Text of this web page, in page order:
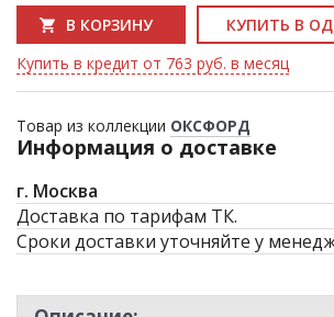
В КОРЗИНУ
КУПИТЬ В
Купить в кредит от 763 руб. в месяц
Товар из коллекции ОКСФОРД
Информация о доставке
г. Москва
Доставка по тарифам ТК.
Сроки доставки уточняйте у